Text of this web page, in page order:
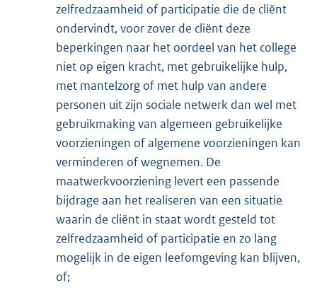
zelfredzaamheid of participatie die de cliënt
ondervindt, voor zover de cliënt deze
beperkingen naar het oordeel van het college
niet op eigen kracht, met gebruikelijke hulp,
met mantelzorg of met hulp van andere
personen uit zijn sociale netwerk dan wel met
gebruikmaking van algemeen gebruikelijke
voorzieningen of algemene voorzieningen kan
verminderen of wegnemen. De
maatwerkvoorziening levert een passende
bijdrage aan het realiseren van een situatie
waarin de cliënt in staat wordt gesteld tot
zelfredzaamheid of participatie en zo lang
mogelijk in de eigen leefomgeving kan blijven,
of;